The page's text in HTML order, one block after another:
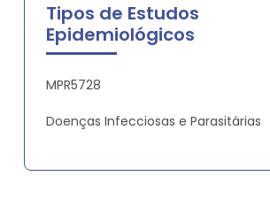
Tipos de Estudos
Epidemiológicos
MPR5728
Doenças Infecciosas e Parasitárias